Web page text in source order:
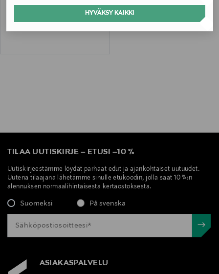
HYVÄKSY KAIKKI
Soft Lip Care -huulivoide
TILAA UUTISKIRJE – ETUSI –10 %
Uutiskirjeestämme löydät parhaat edut ja ajankohtaiset uutuudet.
Uutena tilaajana lähetämme sinulle etukoodin, jolla saat 10 %:n
alennuksen normaalihintaisesta kertaostoksesta.
Suomeksi På svenska
ASIAKASPALVELU